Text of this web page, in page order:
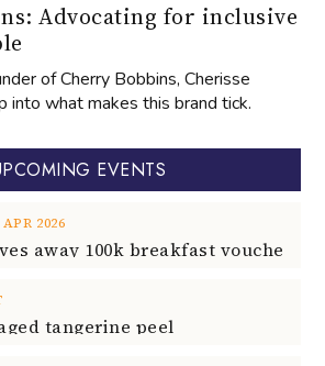
Advocating for inclusive
of Cherry Bobbins, Cherisse
into what makes this brand tick.
EVENTS
APR 2026
tangerine peel